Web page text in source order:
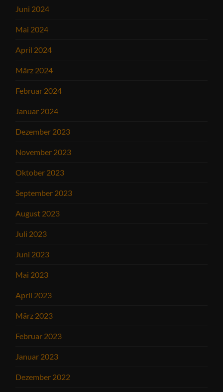
Juni 2024
Mai 2024
April 2024
März 2024
Februar 2024
Januar 2024
Dezember 2023
November 2023
Oktober 2023
September 2023
August 2023
Juli 2023
Juni 2023
Mai 2023
April 2023
März 2023
Februar 2023
Januar 2023
Dezember 2022